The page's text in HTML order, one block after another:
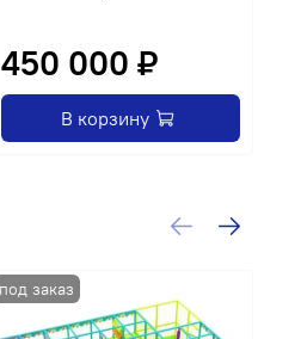
450 000 ₽
В корзину